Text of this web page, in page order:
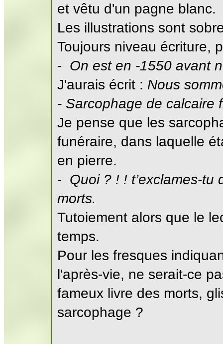
et vêtu d'un pagne blanc.
Les illustrations sont
Toujours niveau écriture,
- On est en -1550 avant
J'aurais écrit : Nous
- Sarcophage de calcaire
Je pense que les
funéraire, dans laquelle
en pierre.
- Quoi ? ! ! t’exclames-
morts.
Tutoiement alors que le
temps.
Pour les fresques
l'après-vie, ne serait-ce
fameux livre des morts,
sarcophage ?